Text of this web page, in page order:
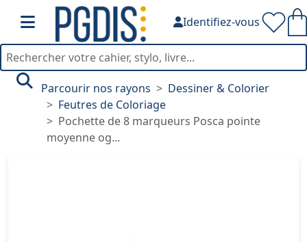
Identifiez-vous
Parcourir nos rayons
Dessiner & Colorier
Feutres de Coloriage
Pochette de 8 marqueurs Posca pointe
moyenne og...